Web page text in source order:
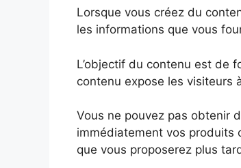
Lorsque vous créez du
les informations que vous
L’objectif du contenu est de
contenu expose les visiteurs
Vous ne pouvez pas obtenir
immédiatement vos produits
que vous proposerez plus